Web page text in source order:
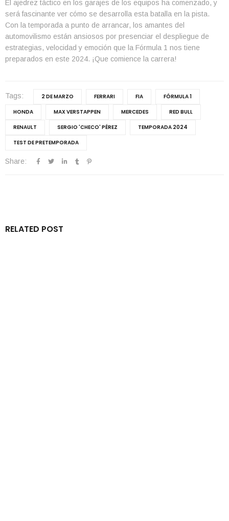
El ajedrez táctico en los garajes de los equipos ha comenzado, y
será fascinante ver cómo se desarrolla esta batalla en la pista.
Con la temporada a punto de arrancar, los amantes del
automovilismo están ansiosos por presenciar el despliegue de
estrategias, velocidad y emoción que la Fórmula 1 nos tiene
preparados en este 2024. ¡Que comience la carrera!
Tags: 2 DE MARZO FERRARI FIA
FÓRMULA 1
HONDA
MAX VERSTAPPEN MERCEDES
RED BULL
RENAULT
SERGIO 'CHECO' PÉREZ
TEMPORADA 2024
TEST DE PRETEMPORADA
Share:
RELATED POST